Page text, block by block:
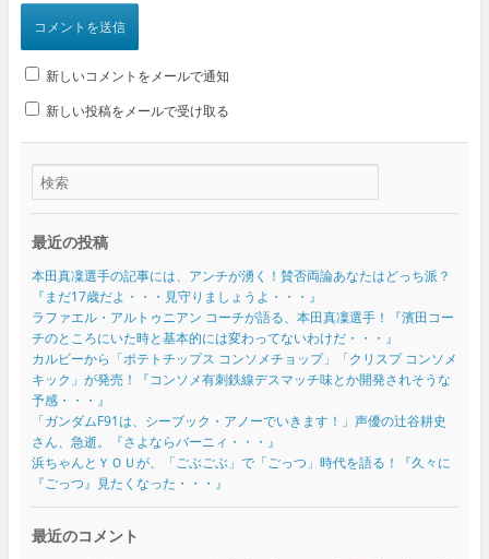
新しいコメントをメールで通知
新しい投稿をメールで受け取る
最近の投稿
本田真凜選手の記事には、アンチが湧く！賛否両論あなたはどっち派？
『まだ17歳だよ・・・見守りましょうよ・・・』
ラファエル・アルトゥニアン コーチが語る、本田真凜選手！『濱田コー
チのところにいた時と基本的には変わってないわけだ・・・』
カルビーから「ポテトチップス コンソメチョップ」「クリスプ コンソメ
キック」が発売！『コンソメ有刺鉄線デスマッチ味とか開発されそうな
予感・・・』
「ガンダムF91は、シーブック・アノーでいきます！」声優の辻谷耕史
さん、急逝。『さよならバーニィ・・・』
浜ちゃんとＹＯＵが、「ごぶごぶ」で「ごっつ」時代を語る！『久々に
『ごっつ』見たくなった・・・』
最近のコメント